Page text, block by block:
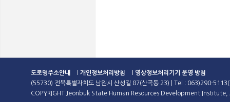
도로명주소안내 개인정보처리방침
영상정보처리기기 운영 방침
(55730) 전북특별자치도 남원시 산성길 87(산곡동 23) | Tel : 063)290-
COPYRIGHT Jeonbuk State Human Resources Development